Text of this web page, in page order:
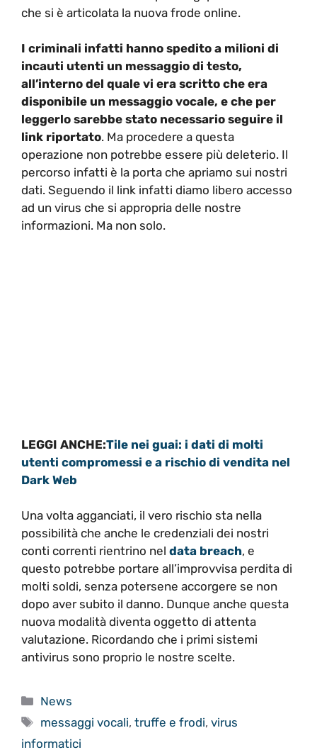
che si è articolata la nuova frode online.
I criminali infatti hanno spedito a milioni di
incauti utenti un messaggio di testo,
all’interno del quale vi era scritto che era
disponibile un messaggio vocale, e che per
leggerlo sarebbe stato necessario seguire il
link riportato. Ma procedere a questa
operazione non potrebbe essere più deleterio. Il
percorso infatti è la porta che apriamo sui nostri
dati. Seguendo il link infatti diamo libero accesso
ad un virus che si appropria delle nostre
informazioni. Ma non solo.
LEGGI ANCHE:Tile nei guai: i dati di molti
utenti compromessi e a rischio di vendita nel
Dark Web
Una volta agganciati, il vero rischio sta nella
possibilità che anche le credenziali dei nostri
conti correnti rientrino nel data breach, e
questo potrebbe portare all’improvvisa perdita di
molti soldi, senza potersene accorgere se non
dopo aver subito il danno. Dunque anche questa
nuova modalità diventa oggetto di attenta
valutazione. Ricordando che i primi sistemi
antivirus sono proprio le nostre scelte.
Categorie
News
Tag
messaggi vocali,truffe e frodi,virus
informatici